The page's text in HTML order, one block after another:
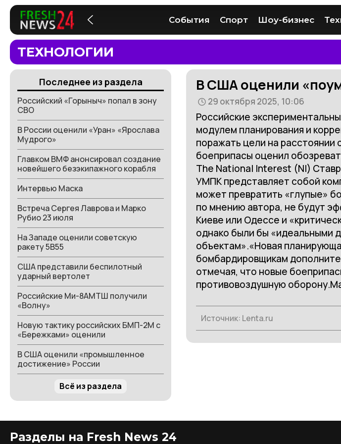
События Спорт Шоу-бизнес
ТЕХНОЛОГИИ
Последнее из раздела
Российский «Горыныч» попал в зону
СВО
В России оценили «Уран» «Ярослава
Мудрого»
Главком ВМФ анонсировал создание
новейшего безэкипажного корабля
Интервью Маска
Встреча Сергея Лаврова и Марко
Рубио 23 июля
На Западе оценили советскую
ракету 5В55
США представили беспилотный
ударный вертолет
Российские Ми-8АМТШ получили
«Волну»
Новую тактику российских БМП-2М с
«Бережками» оценили
В США оценили «промышленное
достижение» России
Всё из раздела
В США оценили
29 октября 2025, 10:06
Российские
модулем планирования и
поражать цели на расстоянии
боеприпасы оценил
The National Interest (NI)
УМПК представляет собой
может превратить «глупые»
по мнению автора, не будут
Киеве или Одессе и
однако были бы «идеальными
объектам».«Новая
бомбардировщикам
отмечая, что новые
противовоздушную
Источник: Lenta.ru
Разделы на Fresh News 24